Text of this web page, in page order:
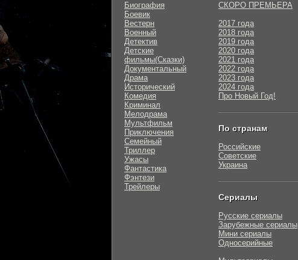
Биография
Боевик
Вестерн
Военный
Детектив
Детские
фильмы(Сказки)
Документальный
Драма
Исторический
Комедия
Криминал
Мелодрама
Мультфильм
Приключения
Семейный
Триллер
Ужасы
Фантастика
Фэнтези
Трейлеры
СКОРО ПРЕМЬЕРА
2017 года
2018 года
2019 года
2020 года
2021 года
2022 года
2023 года
2024 года
Про Новый Год!
По странам
Российские
Советские
Украина
Сериалы
Русские сериалы
Зарубежные сериалы
Мини сериалы
Односерийные